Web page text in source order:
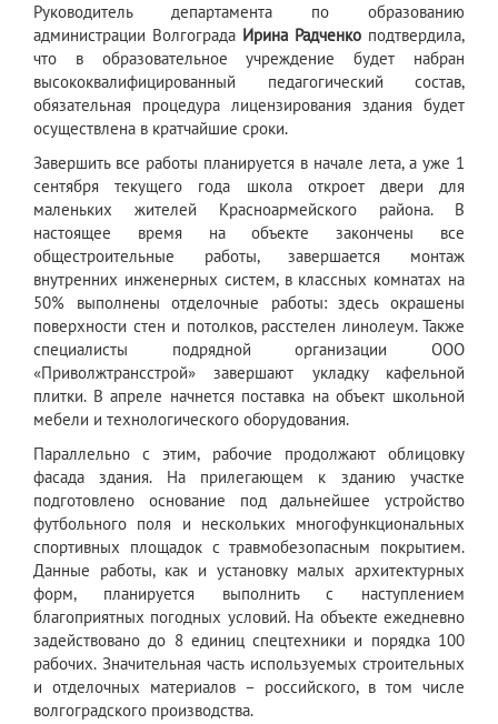
Руководитель департамента по образованию
администрации Волгограда Ирина Радченко подтвердила,
что в образовательное учреждение будет набран
высококвалифицированный педагогический состав,
обязательная процедура лицензирования здания будет
осуществлена в кратчайшие сроки.
Завершить все работы планируется в начале лета, а уже 1
сентября текущего года школа откроет двери для
маленьких жителей Красноармейского района. В
настоящее время на объекте закончены все
общестроительные работы, завершается монтаж
внутренних инженерных систем, в классных комнатах на
50% выполнены отделочные работы: здесь окрашены
поверхности стен и потолков, расстелен линолеум. Также
специалисты подрядной организации ООО
«Приволжтрансстрой» завершают укладку кафельной
плитки. В апреле начнется поставка на объект школьной
мебели и технологического оборудования.
Параллельно с этим, рабочие продолжают облицовку
фасада здания. На прилегающем к зданию участке
подготовлено основание под дальнейшее устройство
футбольного поля и нескольких многофункциональных
спортивных площадок с травмобезопасным покрытием.
Данные работы, как и установку малых архитектурных
форм, планируется выполнить с наступлением
благоприятных погодных условий. На объекте ежедневно
задействовано до 8 единиц спецтехники и порядка 100
рабочих. Значительная часть используемых строительных
и отделочных материалов – российского, в том числе
волгоградского производства.